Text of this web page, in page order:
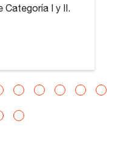
Categoría I y II.